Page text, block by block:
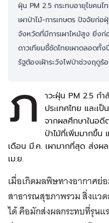
ฝุ่น PM 2.5 กระทบอายุไขคนไ
เผาป่าไม้-การเกษตร ปัจจัยก่
จังหวัดที่มีการเผาไหม้สูง ยิ่งก่
ดาวเทียมชี้ชัดไทยเผาตลอดทั้ง
รัฐต้องเฝ้าระวังไฟป่าช่วงฤดูร้
ภ
าวะฝุ่น PM 2.5 ก
ประเทศไทย และเ
จากผลศึกษาในอดี
ป่าไม้ที่เพิ่มมากขึ้น
เดือน มี.ค. เผามากที่สุด ส่งผ
เม.ย.
เมื่อเกิดมลพิษทางอากาศย่
สาธารณสุขภาพรวม สิ่งแว
ได้ คือมักส่งผลกระทบที่รุนแ